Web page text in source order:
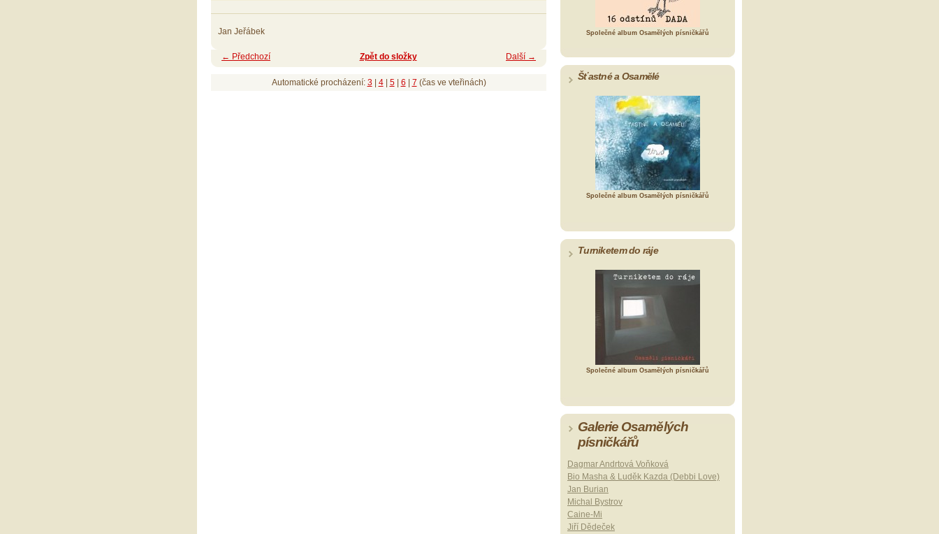
Jan Jeřábek
← Předchozí Další →
Zpět do složky
Automatické procházení: 3| 4| 5| 6 7 (čas ve vteřinách)
Společné album Osamělých písničkářů
Šťastné a Osamělé
Společné album Osamělých písničkářů
Turniketem do ráje
Společné album Osamělých písničkářů
Galerie Osamělých
písničkářů
Dagmar Andrtová Voňková
Bio Masha & Luděk Kazda (Debbi Love)
Jan Burian
Michal Bystrov
Caine-Mi
Jiří Dědeček